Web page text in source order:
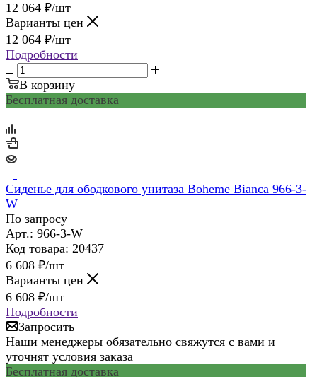
12 064 ₽/шт
Варианты цен
12 064 ₽/шт
Подробности
В корзину
Бесплатная доставка
Сиденье для ободкового унитаза Boheme Bianca 966-3-
W
По запросу
Арт.: 966-3-W
Код товара: 20437
6 608 ₽/шт
Варианты цен
6 608 ₽/шт
Подробности
Запросить
Наши менеджеры обязательно свяжутся с вами и
уточнят условия заказа
Бесплатная доставка